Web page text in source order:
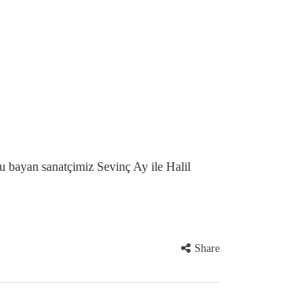
bayan sanatçimiz Sevinç Ay ile Halil
Share